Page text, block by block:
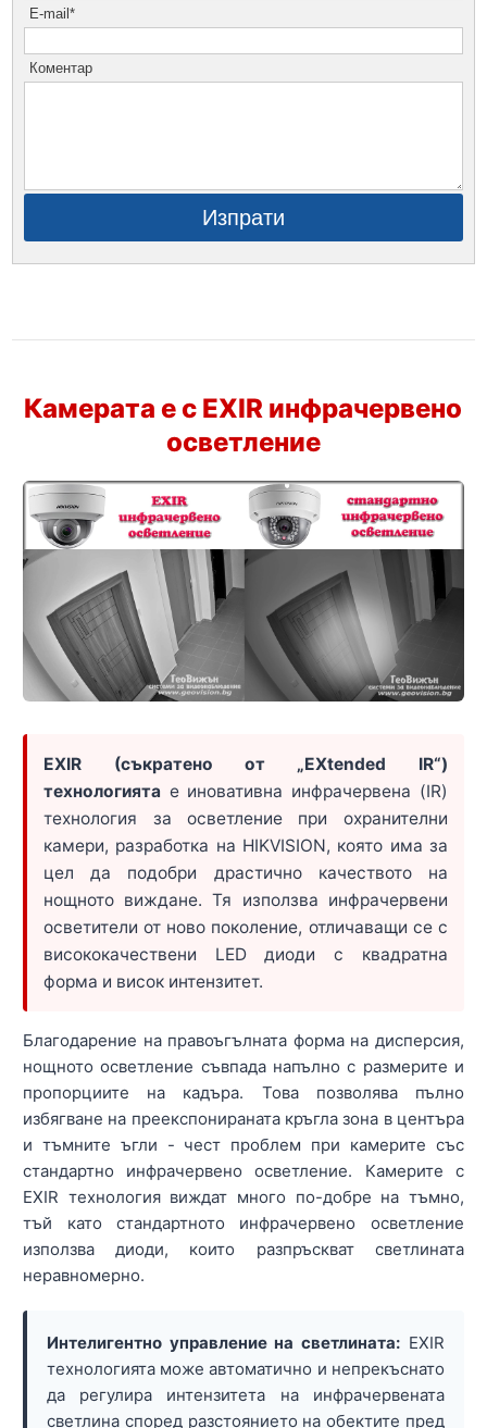
E-mail*
Коментар
Изпрати
Камерата е с EXIR инфрачервено
осветление
EXIR (съкратено от „EXtended IR“)
технологията е иновативна инфрачервена (IR)
технология за осветление при охранителни
камери, разработка на HIKVISION, която има за
цел да подобри драстично качеството на
нощното виждане. Тя използва инфрачервени
осветители от ново поколение, отличаващи се с
висококачествени LED диоди с квадратна
форма и висок интензитет.
Благодарение на правоъгълната форма на дисперсия,
нощното осветление съвпада напълно с размерите и
пропорциите на кадъра. Това позволява пълно
избягване на преекспонираната кръгла зона в центъра
и тъмните ъгли - чест проблем при камерите със
стандартно инфрачервено осветление. Камерите с
EXIR технология виждат много по-добре на тъмно,
тъй като стандартното инфрачервено осветление
използва диоди, които разпръскват светлината
неравномерно.
Интелигентно управление на светлината: EXIR
технологията може автоматично и непрекъснато
да регулира интензитета на инфрачервената
светлина според разстоянието на обектите пред